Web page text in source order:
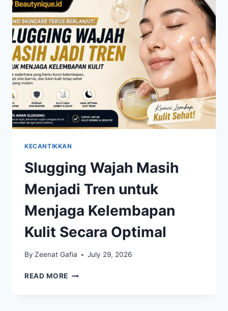
SKINCARE
YANG
SULIT
TERGANTIKAN
KECANTIKKAN
Slugging Wajah Masih
Menjadi Tren untuk
Menjaga Kelembapan
Kulit Secara Optimal
By Zeenat Gafia July 29, 2026
READ MORE SLUGGING